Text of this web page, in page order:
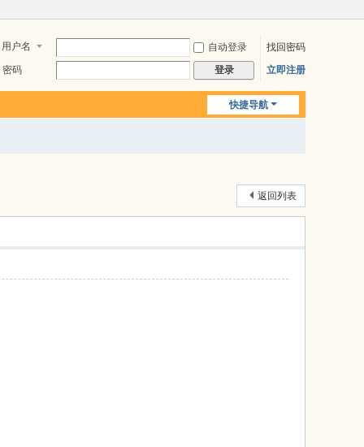
用户名 自动登录
找回密码
密码
登录 立即注册
快捷导航
返回列表